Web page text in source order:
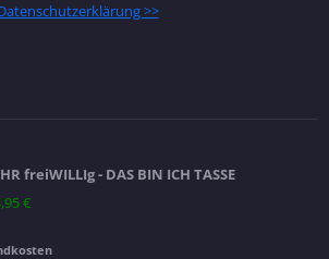
>>
freiWILLIg - DAS BIN ICH TASSE
€
ist: